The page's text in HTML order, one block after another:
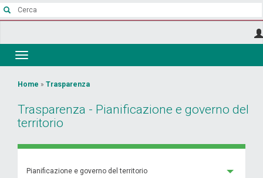
Salta
Toggle
navigation
Tu
sei
qui
Home » Trasparenza
Trasparenza - Pianificazione e governo del
territorio
Pianificazione e governo del territorio